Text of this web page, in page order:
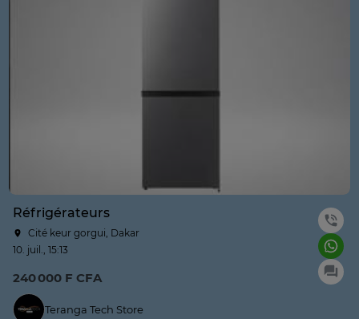
Réfrigérateurs
Cité keur gorgui, Dakar
10. juil., 15:13
240 000 F CFA
Teranga Tech Store